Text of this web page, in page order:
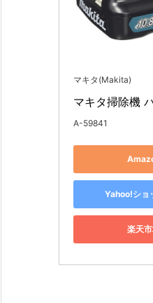
マキタ(Makita)
マキタ掃除機
A-59841
Yahoo!ショ
楽天